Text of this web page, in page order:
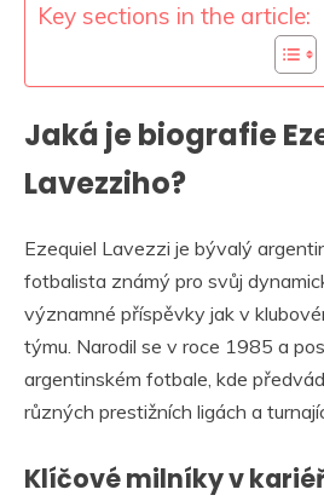
Key sections in the article:
Jaká je biografie
Lavezziho?
Ezequiel Lavezzi je bývalý
fotbalista známý pro svůj
významné příspěvky jak v
týmu. Narodil se v roce 1985 a
argentinském fotbale, kde
různých prestižních ligách a
Klíčové milníky v